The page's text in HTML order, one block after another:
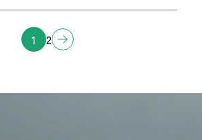
1 2»